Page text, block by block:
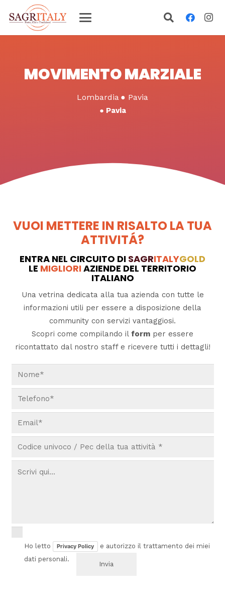
MOVIMENTO MARZIALE
Lombardia ● Pavia
● Pavia
VUOI METTERE IN RISALTO LA TUA
ATTIVITÁ?
ENTRA NEL CIRCUITO DI SAGRITALYGOLD
LE MIGLIORIAZIENDE DEL TERRITORIO
ITALIANO
Una vetrina dedicata alla tua azienda con tutte le
informazioni utili per essere a disposizione della
community con servizi vantaggiosi.
Scopri come compilando il form per essere
ricontattato dal nostro staff e ricevere tutti i dettagli!
Ho letto Privacy Policy
e autorizzo il trattamento dei miei
dati personali.